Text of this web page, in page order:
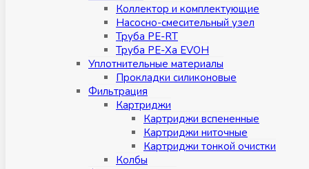
Коллектор и комплектующие
Насосно-смесительный узел
Труба PE-RT
Труба PE-Xa EVOH
Уплотнительные материалы
Прокладки силиконовые
Фильтрация
Картриджи
Картриджи вспененные
Картриджи ниточные
Картриджи тонкой очистки
Колбы